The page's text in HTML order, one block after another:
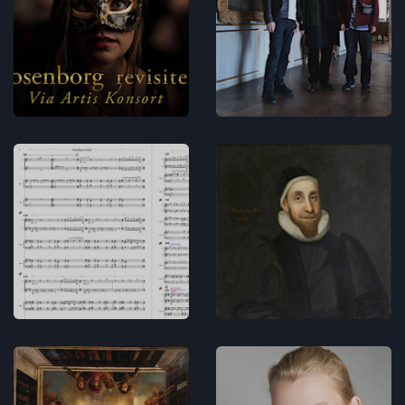
Rosenborg
revisited
Koncerter
Lydbilleder
Musikdramatik
Musikken
til
Rosenborg
revisited
Musikdramatik
Rosenborg
revisited -
Rosenborg
Line